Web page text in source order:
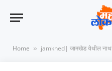
Home » jamkhed| जामखेड येथील नाथ